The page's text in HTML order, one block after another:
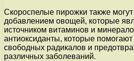
Скороспелые пирожки также
добавлением овощей, которые
источником витаминов и
антиоксиданты, которые
свободных радикалов и
различных заболеваний.